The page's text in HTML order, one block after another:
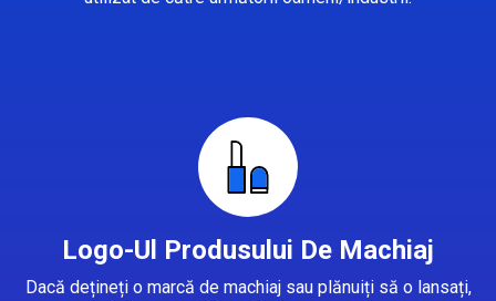
Logo-Ul Produsului De Machiaj
Dacă dețineți o marcă de machiaj sau plănuiți să o lansați,